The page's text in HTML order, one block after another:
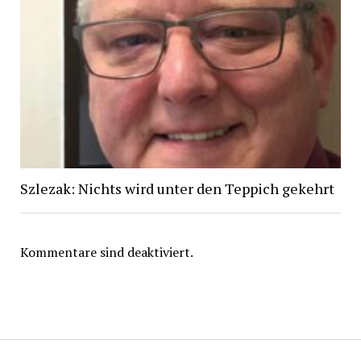
Szlezak: Nichts wird unter den Teppich gekehrt
Kommentare sind deaktiviert.